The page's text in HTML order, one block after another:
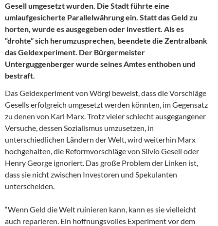
Gesell umgesetzt wurden. Die Stadt führte eine
umlaufgesicherte Parallelwährung ein. Statt das Geld zu
horten, wurde es ausgegeben oder investiert. Als es
“drohte” sich herumzusprechen, beendete die Zentralbank
das Geldexperiment. Der Bürgermeister
Unterguggenberger wurde seines Amtes enthoben und
bestraft.
Das Geldexperiment von Wörgl beweist, dass die Vorschläge
Gesells erfolgreich umgesetzt werden könnten, im Gegensatz
zu denen von Karl Marx. Trotz vieler schlecht ausgegangener
Versuche, dessen Sozialismus umzusetzen, in
unterschiedlichen Ländern der Welt, wird weiterhin Marx
hochgehalten, die Reformvorschläge von Silvio Gesell oder
Henry George ignoriert. Das große Problem der Linken ist,
dass sie nicht zwischen Investoren und Spekulanten
unterscheiden.
“Wenn Geld die Welt ruinieren kann, kann es sie vielleicht
auch reparieren. Ein hoffnungsvolles Experiment vor dem